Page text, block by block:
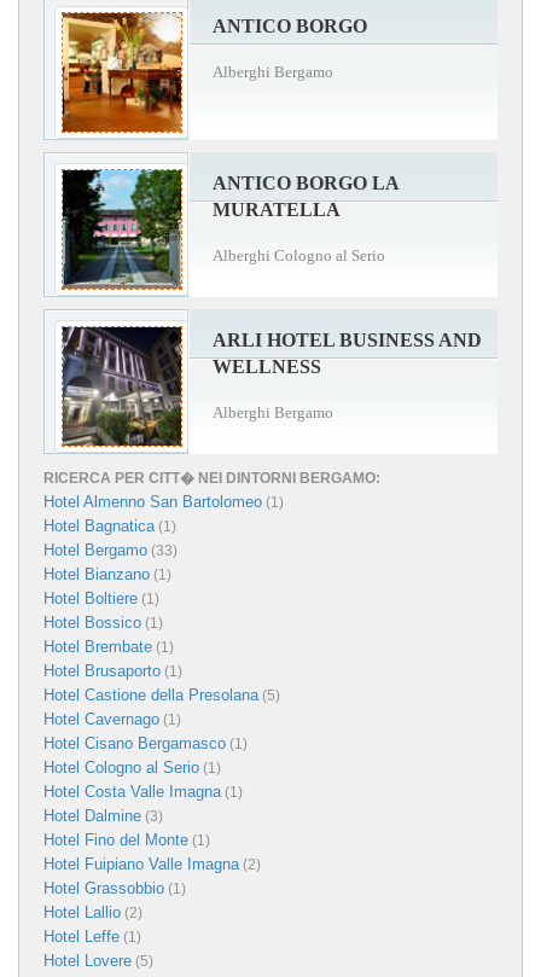
ANTICO BORGO
Alberghi Bergamo
ANTICO BORGO LA
MURATELLA
Alberghi Cologno al Serio
ARLI HOTEL BUSINESS AND
WELLNESS
Alberghi Bergamo
RICERCA PER CITT� NEI DINTORNI BERGAMO:
Hotel Almenno San Bartolomeo (1)
Hotel Bagnatica(1)
Hotel Bergamo (33)
Hotel Bianzano (1)
Hotel Boltiere (1)
Hotel Bossico (1)
Hotel Brembate (1)
Hotel Brusaporto (1)
Hotel Castione della Presolana(5)
Hotel Cavernago (1)
Hotel Cisano Bergamasco (1)
Hotel Cologno al Serio (1)
Hotel Costa Valle Imagna(1)
Hotel Dalmine (3)
Hotel Fino del Monte (1)
Hotel Fuipiano Valle Imagna(2)
Hotel Grassobbio (1)
Hotel Lallio (2)
Hotel Leffe (1)
Hotel Lovere (5)